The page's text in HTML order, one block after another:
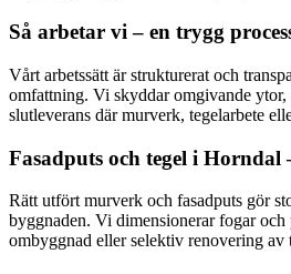
Så arbetar vi – en trygg
Vårt arbetssätt är strukturerat och
omfattning. Vi skyddar omgivande
slutleverans där murverk, tegelarbete
Fasadputs och tegel i
Rätt utfört murverk och fasadputs gör
byggnaden. Vi dimensionerar fogar
ombyggnad eller selektiv renovering